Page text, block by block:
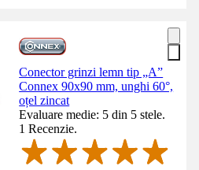
Conector grinzi lemn tip „A”
Connex 90x90 mm, unghi 60°,
oțel zincat
Evaluare medie: 5 din 5 stele.
1 Recenzie.